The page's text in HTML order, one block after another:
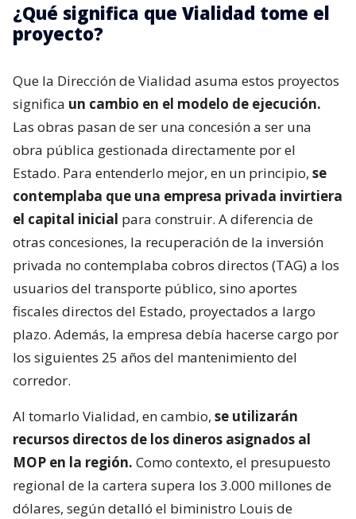
¿Qué significa que Vialidad tome el
proyecto?
Que la Dirección de Vialidad asuma estos proyectos
significa un cambio en el modelo de ejecución.
Las obras pasan de ser una concesión a ser una
obra pública gestionada directamente por el
Estado. Para entenderlo mejor, en un principio, se
contemplaba que una empresa privada invirtiera
el capital inicial para construir. A diferencia de
otras concesiones, la recuperación de la inversión
privada no contemplaba cobros directos (TAG) a los
usuarios del transporte público, sino aportes
fiscales directos del Estado, proyectados a largo
plazo. Además, la empresa debía hacerse cargo por
los siguientes 25 años del mantenimiento del
corredor.
Al tomarlo Vialidad, en cambio, se utilizarán
recursos directos de los dineros asignados al
MOP en la región. Como contexto, el presupuesto
regional de la cartera supera los 3.000 millones de
dólares, según detalló el biministro Louis de